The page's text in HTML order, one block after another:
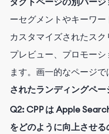
ーセグメントやキーワー
カスタマイズされたス
プレビュー、プロモー
ます。画一的なページ
されたランディングペー
Q2: CPP は Apple
をどのように向上させ